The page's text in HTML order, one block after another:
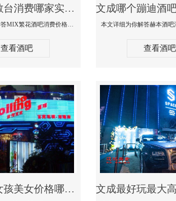
文成酒吧散台消费哪家实惠-MIX繁花酒吧消费价格真实点评
本文详细为你解答MIX繁花酒吧消费价格真实点评，更多关于酒吧散台消费哪家实惠咨询免费咨询150 99997335微信同步
查看酒吧 查看酒吧
文成酒吧女孩美女价格哪家便宜-激情百度消费价格点评